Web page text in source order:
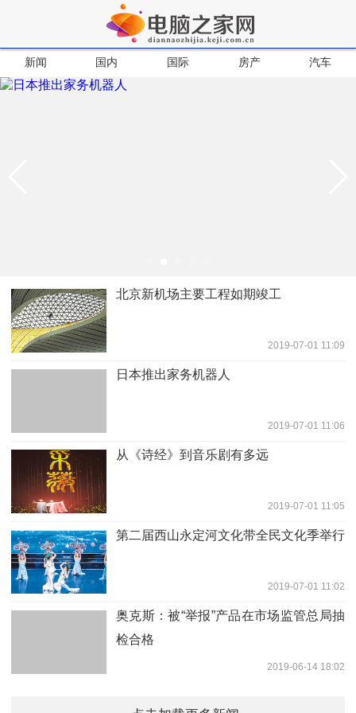
新闻 国内 国际 房产 汽车
北京新机场主要工程如期竣工
2019-07-01 11:09
日本推出家务机器人
2019-07-01 11:06
从《诗经》到音乐剧有多远
2019-07-01 11:05
第二届西山永定河文化带全民文化季举行
2019-07-01 11:02
奥克斯：被“举报”产品在市场监管总局抽
检合格
2019-06-14 18:02